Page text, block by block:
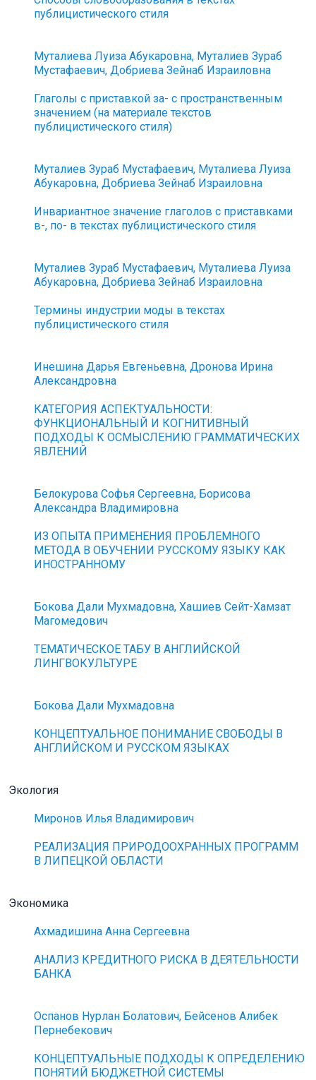
публицистического стиля
Муталиева Луиза Абукаровна, Муталиев Зураб
Мустафаевич, Добриева Зейнаб Израиловна
Глаголы с приставкой за- с пространственным
значением (на материале текстов
публицистического стиля)
Муталиев Зураб Мустафаевич, Муталиева Луиза
Абукаровна, Добриева Зейнаб Израиловна
Инвариантное значение глаголов с приставками
в-, по- в текстах публицистического стиля
Муталиев Зураб Мустафаевич, Муталиева Луиза
Абукаровна, Добриева Зейнаб Израиловна
Термины индустрии моды в текстах
публицистического стиля
Инешина Дарья Евгеньевна, Дронова Ирина
Александровна
КАТЕГОРИЯ АСПЕКТУАЛЬНОСТИ:
ФУНКЦИОНАЛЬНЫЙ И КОГНИТИВНЫЙ
ПОДХОДЫ К ОСМЫСЛЕНИЮ ГРАММАТИЧЕСКИХ
ЯВЛЕНИЙ
Белокурова Софья Сергеевна, Борисова
Александра Владимировна
ИЗ ОПЫТА ПРИМЕНЕНИЯ ПРОБЛЕМНОГО
МЕТОДА В ОБУЧЕНИИ РУССКОМУ ЯЗЫКУ КАК
ИНОСТРАННОМУ
Бокова Дали Мухмадовна, Хашиев Сейт-Хамзат
Магомедович
ТЕМАТИЧЕСКОЕ ТАБУ В АНГЛИЙСКОЙ
ЛИНГВОКУЛЬТУРЕ
Бокова Дали Мухмадовна
КОНЦЕПТУАЛЬНОЕ ПОНИМАНИЕ СВОБОДЫ В
АНГЛИЙСКОМ И РУССКОМ ЯЗЫКАХ
Экология
Миронов Илья Владимирович
РЕАЛИЗАЦИЯ ПРИРОДООХРАННЫХ ПРОГРАММ
В ЛИПЕЦКОЙ ОБЛАСТИ
Экономика
Ахмадишина Анна Сергеевна
АНАЛИЗ КРЕДИТНОГО РИСКА В ДЕЯТЕЛЬНОСТИ
БАНКА
Оспанов Нурлан Болатович, Бейсенов Алибек
Пернебекович
КОНЦЕПТУАЛЬНЫЕ ПОДХОДЫ К ОПРЕДЕЛЕНИЮ
ПОНЯТИЙ БЮДЖЕТНОЙ СИСТЕМЫ